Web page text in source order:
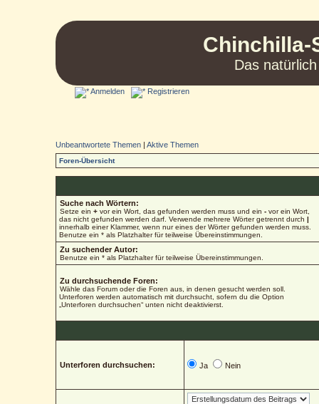
Chinchilla-
Das
Anmelden Registrieren
Unbeantwortete Themen |Aktive Themen
Foren-Übersicht
Suche nach Wörtern:
Setze ein+ vor ein Wort, das gefunden werden muss und ein- vor ein Wort,
das nicht gefunden werden darf. Verwende mehrere Wörter getrennt durch|
innerhalb einer Klammer, wenn nur eines der Wörter gefunden werden muss.
Benutze ein * als Platzhalter für teilweise Übereinstimmungen.
Zu suchender Autor:
Benutze ein * als Platzhalter für teilweise Übereinstimmungen.
Zu durchsuchende Foren:
Wähle das Forum oder die Foren aus, in denen gesucht werden soll.
Unterforen werden automatisch mit durchsucht, sofern du die Option
„Unterforen durchsuchen“ unten nicht deaktivierst.
Unterforen durchsuchen: Ja Nein